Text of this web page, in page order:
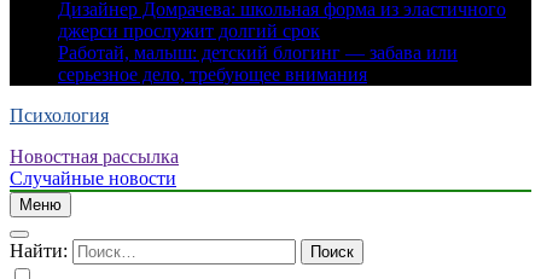
Дизайнер Домрачева: школьная форма из эластичного
джерси прослужит долгий срок
Работай, малыш: детский блогинг — забава или
серьезное дело, требующее внимания
Психология
Новостная рассылка
Случайные новости
Меню
Найти: